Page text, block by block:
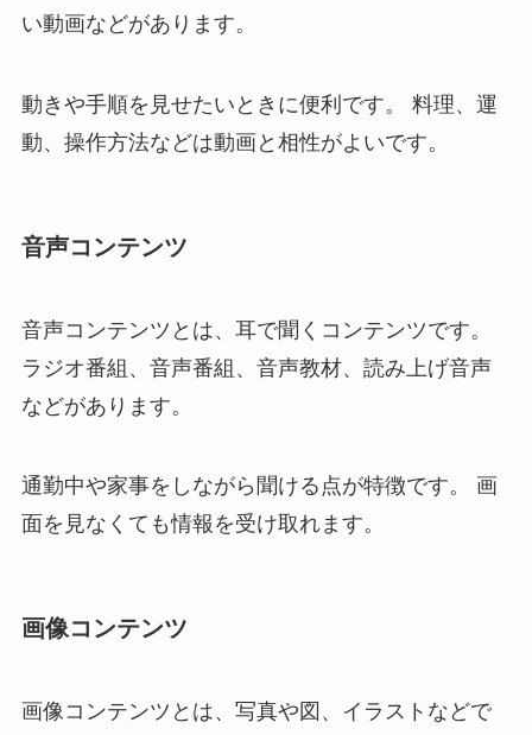
い動画などがあります。
動きや手順を見せたいときに便利です。 料理、運
動、操作方法などは動画と相性がよいです。
音声コンテンツ
音声コンテンツとは、耳で聞くコンテンツです。
ラジオ番組、音声番組、音声教材、読み上げ音声
などがあります。
通勤中や家事をしながら聞ける点が特徴です。 画
面を見なくても情報を受け取れます。
画像コンテンツ
画像コンテンツとは、写真や図、イラストなどで